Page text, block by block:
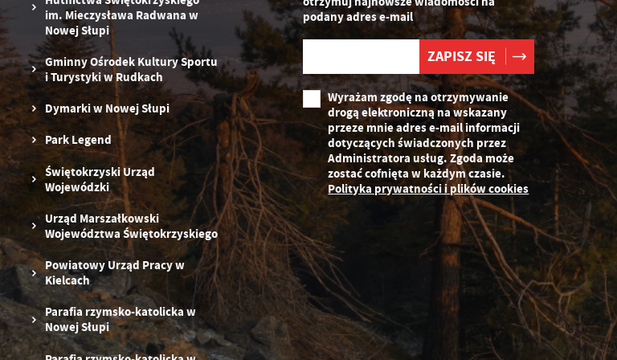
im. Mieczysława Radwana w
Nowej Słupi
Gminny Ośrodek Kultury Sportu
i Turystyki w Rudkach
Dymarki w Nowej Słupi
Park Legend
Świętokrzyski Urząd
Wojewódzki
Urząd Marszałkowski
Województwa Świętokrzyskiego
Powiatowy Urząd Pracy w
Kielcach
Parafia rzymsko-katolicka w
Nowej Słupi
podany adres e-mail
Wyrażam zgodę na otrzymywanie
drogą elektroniczną na wskazany
przeze mnie adres e-mail informacji
dotyczących świadczonych przez
Administratora usług. Zgoda może
zostać cofnięta w każdym czasie.
Polityka prywatności i plików cookies
przeglądanej witryny internetowej. Treści promocyjne
stronach podmiotów trzecich lub firm będących naszymi
dostawców usług. Firmy te działają w charakterze
nasze treści w postaci wiadomości, ofert, komunikatów